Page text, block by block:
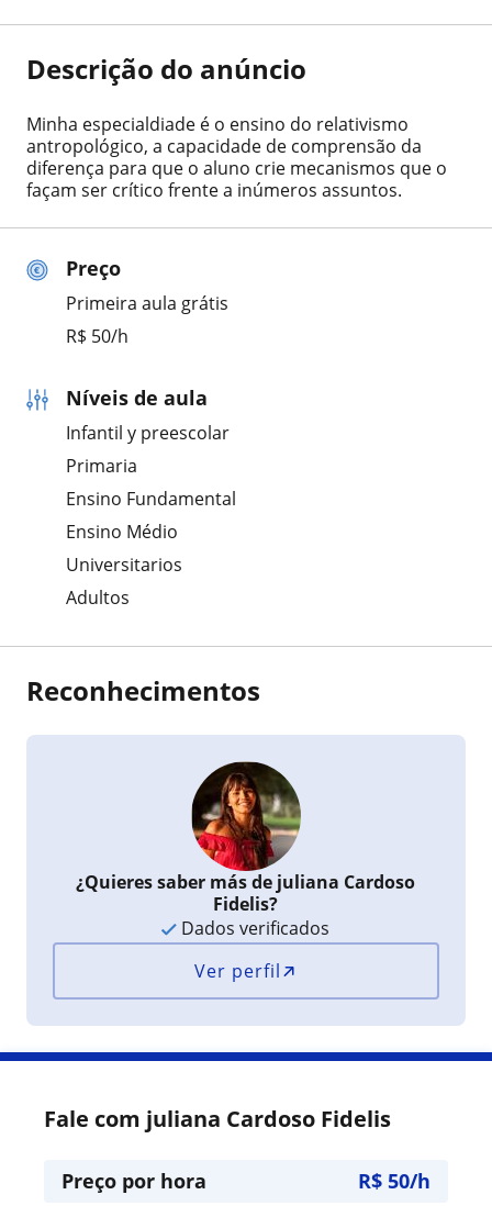
Preço
Primeira aula grátis
R$ 50/h
Níveis de aula
Infantil y preescolar
Primaria
Ensino Fundamental
Ensino Médio
Universitarios
Adultos
Descrição do anúncio
Minha especialdiade é o ensino do relativismo
antropológico, a capacidade de comprensão da
diferença para que o aluno crie mecanismos que o
façam ser crítico frente a inúmeros assuntos.
Reconhecimentos
¿Quieres saber más de juliana Cardoso
Fidelis?
Dados verificados
Ver perfil
Fale com juliana Cardoso Fidelis
Preço por hora R$ 50/h